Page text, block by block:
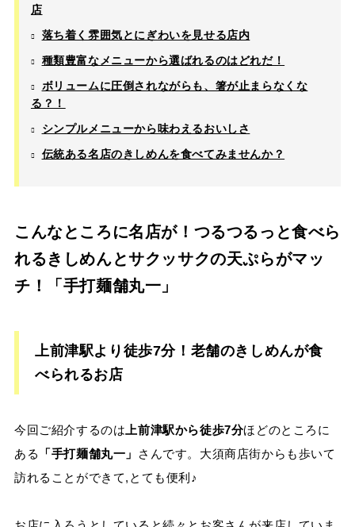
店
落ち着く雰囲気とにぎわいを見せる店内
種類豊富なメニューから選ばれるのはどれだ！
ボリュームに圧倒されながらも、箸が止まらなくな
る？！
シンプルメニューから味わえるおいしさ
伝統ある名店のきしめんを食べてみませんか？
こんなところに名店が！つるつるっと食べら
れるきしめんとサクッサクの天ぷらがマッ
チ！「手打麺舗丸一」
上前津駅より徒歩7分！老舗のきしめんが食
べられるお店
今回ご紹介するのは 上前津駅から徒歩7分ほどのところに
ある
「手打麺舗丸一」
さんです。大須商店街からも歩いて
訪れることができて,とても便利♪